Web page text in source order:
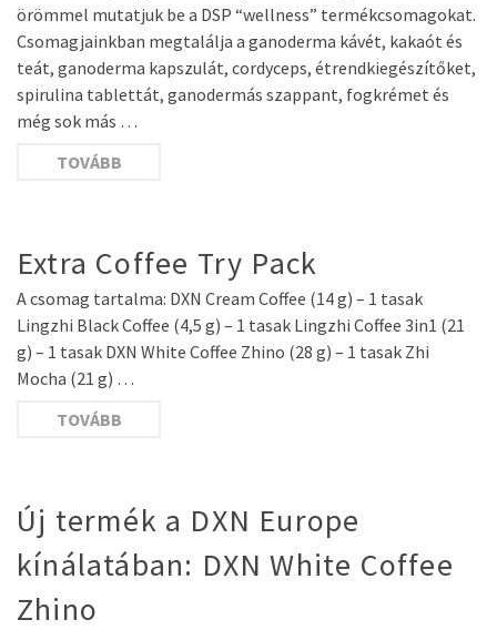
örömmel mutatjuk be a DSP “wellness” termékcsomagokat.
Csomagjainkban megtalálja a ganoderma kávét, kakaót és
teát, ganoderma kapszulát, cordyceps, étrendkiegészítőket,
spirulina tablettát, ganodermás szappant, fogkrémet és
még sok más …
TOVÁBB
Extra Coffee Try Pack
A csomag tartalma: DXN Cream Coffee (14 g) – 1 tasak
Lingzhi Black Coffee (4,5 g) – 1 tasak Lingzhi Coffee 3in1 (21
g) – 1 tasak DXN White Coffee Zhino (28 g) – 1 tasak Zhi
Mocha (21 g) …
TOVÁBB
Új termék a DXN Europe
kínálatában: DXN White Coffee
Zhino